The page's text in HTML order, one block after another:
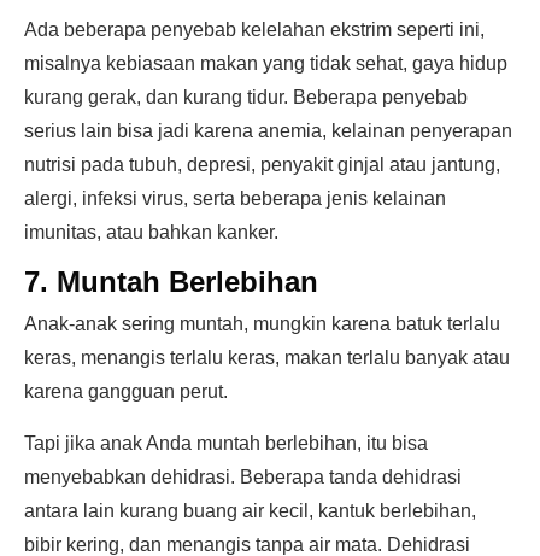
Ada beberapa penyebab kelelahan ekstrim seperti ini,
misalnya kebiasaan makan yang tidak sehat, gaya hidup
kurang gerak, dan kurang tidur. Beberapa penyebab
serius lain bisa jadi karena anemia, kelainan penyerapan
nutrisi pada tubuh, depresi, penyakit ginjal atau jantung,
alergi, infeksi virus, serta beberapa jenis kelainan
imunitas, atau bahkan kanker.
7. Muntah Berlebihan
Anak-anak sering muntah, mungkin karena batuk terlalu
keras, menangis terlalu keras, makan terlalu banyak atau
karena gangguan perut.
Tapi jika anak Anda muntah berlebihan, itu bisa
menyebabkan dehidrasi. Beberapa tanda dehidrasi
antara lain kurang buang air kecil, kantuk berlebihan,
bibir kering, dan menangis tanpa air mata. Dehidrasi